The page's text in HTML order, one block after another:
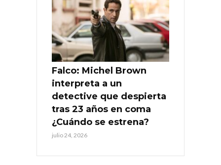
Falco: Michel Brown
interpreta a un
detective que despierta
tras 23 años en coma
¿Cuándo se estrena?
julio 24, 2026